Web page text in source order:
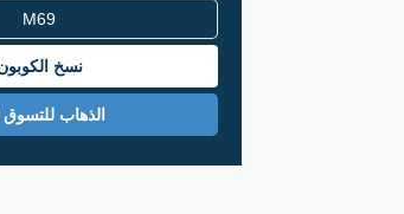
نسخ
الذهاب للتسوق